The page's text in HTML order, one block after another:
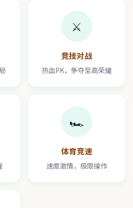
⚔️
竞技对战
热血PK，争夺至高荣耀
🏎️
体育竞速
速度激情，极限操作